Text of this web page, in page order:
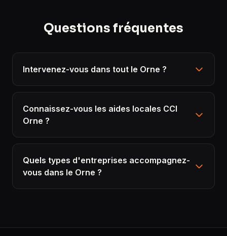
Questions fréquentes
Intervenez-vous dans tout le Orne ?
Connaissez-vous les aides locales CCI
Orne ?
Quels types d'entreprises accompagnez-
vous dans le Orne ?